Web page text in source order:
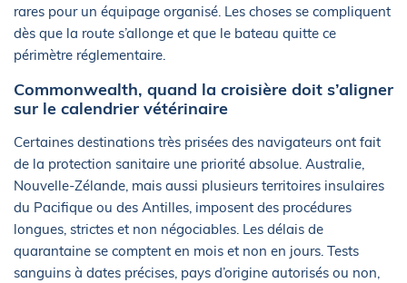
rares pour un équipage organisé. Les choses se compliquent
dès que la route s’allonge et que le bateau quitte ce
périmètre réglementaire.
Commonwealth, quand la croisière doit s’aligner
sur le calendrier vétérinaire
Certaines destinations très prisées des navigateurs ont fait
de la protection sanitaire une priorité absolue. Australie,
Nouvelle-Zélande, mais aussi plusieurs territoires insulaires
du Pacifique ou des Antilles, imposent des procédures
longues, strictes et non négociables. Les délais de
quarantaine se comptent en mois et non en jours. Tests
sanguins à dates précises, pays d’origine autorisés ou non,